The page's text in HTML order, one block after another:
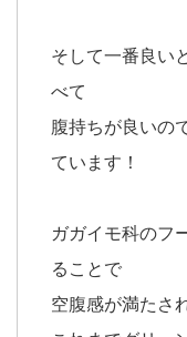
そして一番良い
べて
腹持ちが良いの
ています！
ガガイモ科のフ
ることで
空腹感が満たさ